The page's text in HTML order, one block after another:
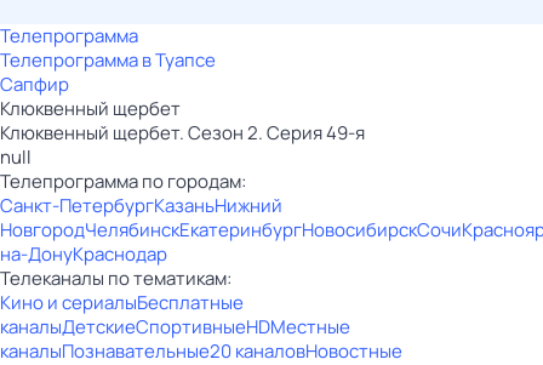
Телепрограмма
Телепрограмма в Туапсе
Сапфир
Клюквенный щербет
Клюквенный щербет. Сезон 2. Серия 49-я
null
Телепрограмма по городам:
Санкт-ПетербургКазаньНижний
НовгородЧелябинскЕкатеринбургНовосибирскСочи
на-ДонуКраснодар
Телеканалы по тематикам:
Кино и сериалыБесплатные
каналыДетскиеСпортивныеHDМестные
каналыПознавательные20 каналовНовостные